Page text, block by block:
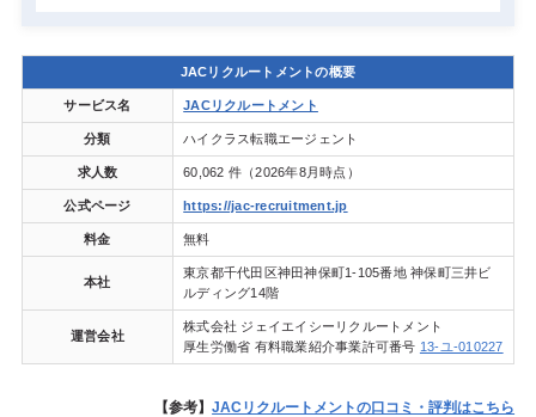
JACリクルートメントの概要
サービス名 JACリクルートメント
分類 ハイクラス転職エージェント
求人数 60,062 件（2026年8月時点）
公式ページ https://jac-recruitment.jp
料金 無料
本社
東京都千代田区神田神保町1-105番地 神保町三井ビ
ルディング14階
運営会社
株式会社 ジェイエイシーリクルートメント
厚生労働省 有料職業紹介事業許可番号 13-ユ-010227
【参考】JACリクルートメントの口コミ・評判はこちら